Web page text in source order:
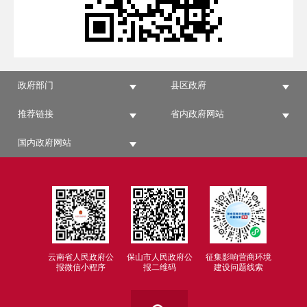
政府部门 县区政府
推荐链接 省内政府网站
国内政府网站
云南省人民政府公
报微信小程序
保山市人民政府公
报二维码
征集影响营商环境
建设问题线索